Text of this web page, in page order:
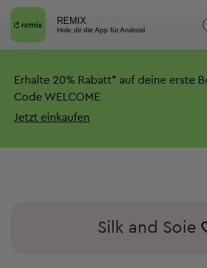
REMIX
Hole dir die App für Android
Erhalte 20% Rabatt* auf deine erste
Code WELCOME
Jetzt einkaufen
Silk and Soie